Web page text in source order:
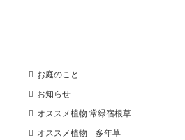
お庭のこと
お知らせ
オススメ植物 常緑宿根草
オススメ植物 多年草